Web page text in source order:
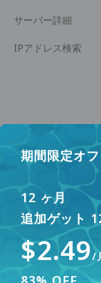
期間限定オ
12 ヶ月
追加ゲット
$2.49/
サーバー詳細
IPアドレス検索
ヘルプセンター
FAQ
支払い方法